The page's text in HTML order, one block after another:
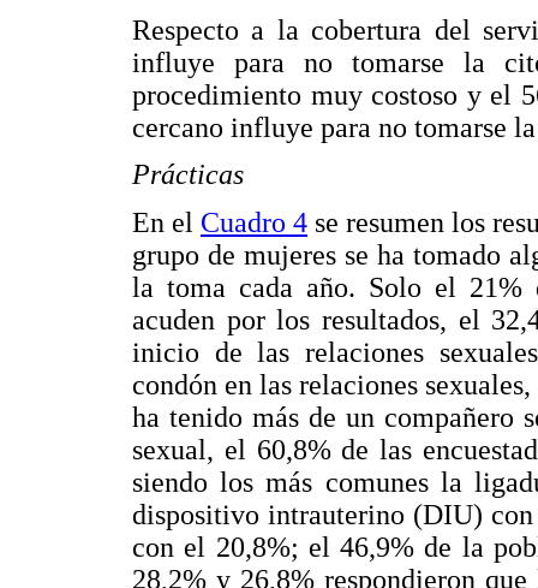
Respecto a la cobertura del
influye para no tomarse la
procedimiento muy costoso y el
cercano influye para no tomarse
Prácticas
En el Cuadro 4 se resumen los
grupo de mujeres se ha tomado
la toma cada año. Solo el 21%
acuden por los resultados, el
inicio de las relaciones
condón en las relaciones
ha tenido más de un compañero
sexual, el 60,8% de las
siendo los más comunes la
dispositivo intrauterino (DIU)
con el 20,8%; el 46,9% de la
28,2% y 26,8% respondieron